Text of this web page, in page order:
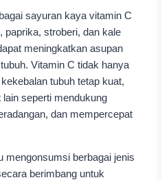
sayuran kaya vitamin C
paprika, stroberi, dan kale
meningkatkan asupan
Vitamin C tidak hanya
tubuh tetap kuat,
seperti mendukung
dan mempercepat
mengonsumsi berbagai jenis
berimbang untuk